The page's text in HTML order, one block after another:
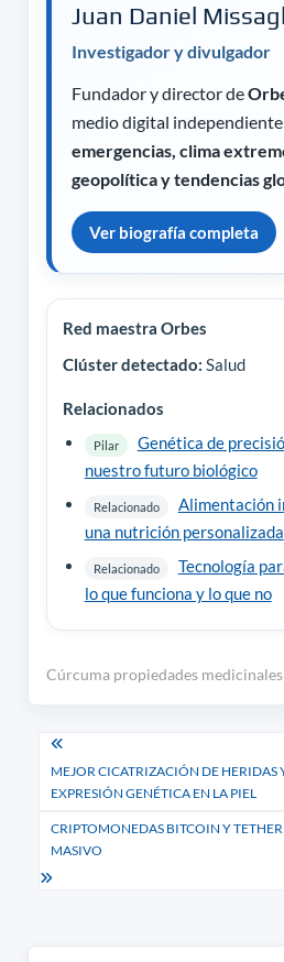
Juan Daniel
Investigador y divulgador
Fundador y director de
medio digital
emergencias, clima
geopolítica y tendencias
Ver biografía completa
Red maestra Orbes
Clúster detectado: Salud
Relacionados
Pilar
Genética de
nuestro futuro biológico
Relacionado
Alimentación
una nutrición personalizada
Relacionado
Tecnología
lo que funciona y lo que no
Cúrcuma propiedades medicinales
Navegación
de
entradas
MEJOR CICATRIZACIÓN DE HERIDAS
EXPRESIÓN GENÉTICA EN LA PIEL
CRIPTOMONEDAS BITCOIN Y
MASIVO